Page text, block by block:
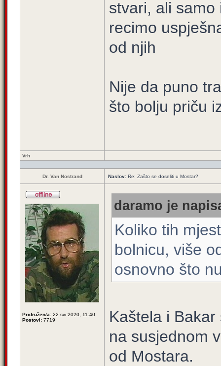
stvari, ali
recimo
od njih
Nije da puno
što bolju priču
Vrh
Dr. Van Nostrand Naslov: Re: Zašto se doseliti u Mostar?
Pridružen/a: 22 svi 2020, 11:40
Postovi: 7719
daramo je
Koliko tih
bolnicu, više
osnovno što
Kaštela i
na susjednom
od Mostara.